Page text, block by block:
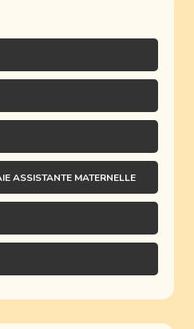
ASSISTANTE MATERNELLE